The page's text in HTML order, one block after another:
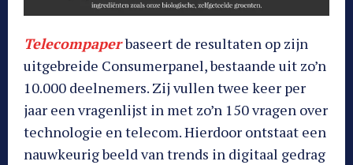
Telecompaperbaseert de resultaten op zijn
uitgebreide Consumerpanel, bestaande uit zo’n
10.000 deelnemers. Zij vullen twee keer per
jaar een vragenlijst in met zo’n 150 vragen over
technologie en telecom. Hierdoor ontstaat een
nauwkeurig beeld van trends in digitaal gedrag